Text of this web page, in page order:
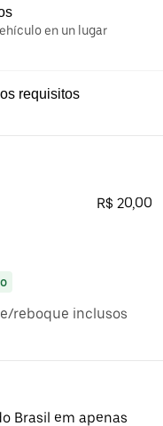
en un lugar
requisitos
R$ 20,00
reboque inclusos
Brasil em apenas